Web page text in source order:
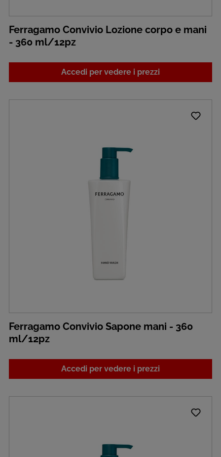
Ferragamo Convivio Lozione corpo e mani
- 360 ml/12pz
Accedi per vedere i prezzi
Ferragamo Convivio Sapone mani - 360
ml/12pz
Accedi per vedere i prezzi